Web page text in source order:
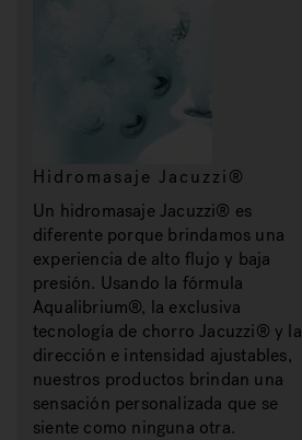
Hidromasaje Jacuzzi®
Un hidromasaje Jacuzzi® es
diferente porque brindamos una
experiencia de alto flujo y baja
presión. Usando la fórmula
Aqualibrium®, la exclusiva
tecnología de chorro Jacuzzi® y la
dirección e intensidad ajustables,
nuestros productos brindan una
sensación personalizada que se
siente como ninguna otra.